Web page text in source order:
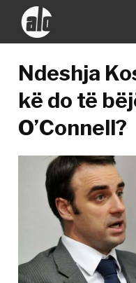
Ndeshja
kë do të
O’Connell?